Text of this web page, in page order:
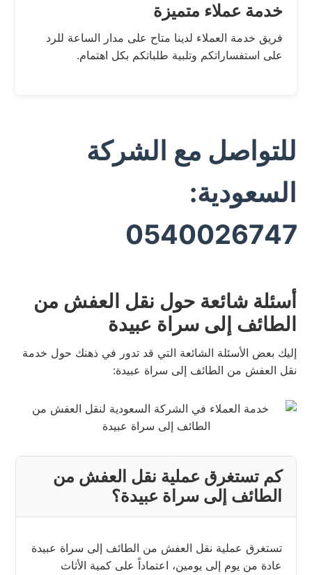
خدمة عملاء متميزة
فريق خدمة العملاء لدينا متاح على مدار الساعة للرد
على استفساراتكم وتلبية طلباتكم بكل اهتمام.
للتواصل مع الشركة
السعودية:
0540026747
أسئلة شائعة حول نقل العفش من
الطائف إلى سراة عبيدة
إليك بعض الأسئلة الشائعة التي قد تدور في ذهنك حول خدمة
نقل العفش من الطائف إلى سراة عبيدة:
كم تستغرق عملية نقل العفش من
الطائف إلى سراة عبيدة؟
تستغرق عملية نقل العفش من الطائف إلى سراة عبيدة
عادة من يوم إلى يومين، اعتماداً على كمية الأثاث